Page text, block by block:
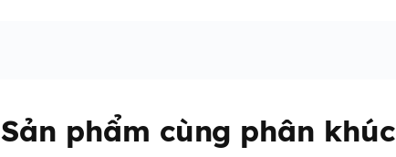
Sản phẩm cùng phân khúc